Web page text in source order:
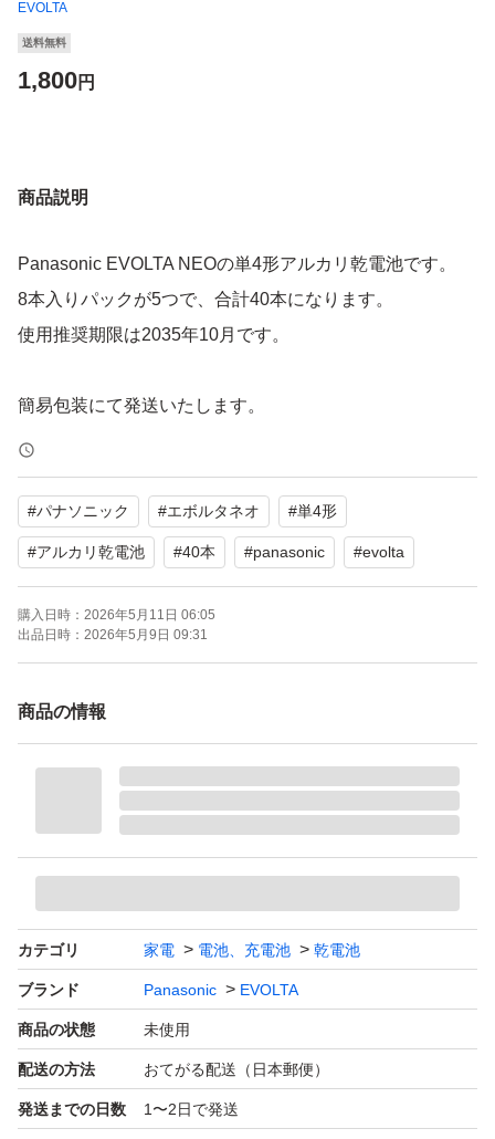
EVOLTA
送料無料
1,800円
商品説明
Panasonic EVOLTA NEOの単4形アルカリ乾電池です。
8本入りパックが5つで、合計40本になります。
使用推奨期限は2035年10月です。
簡易包装にて発送いたします。
#パナソニック #エボルタネオ #単4形
#アルカリ乾電池 #40本 #panasonic #evolta
購入日時： 2026年5月11日 06:05
出品日時： 2026年5月9日 09:31
商品の情報
カテゴリ 家電 電池、充電池 乾電池
ブランド Panasonic EVOLTA
商品の状態 未使用
配送の方法 おてがる配送（日本郵便）
発送までの日数 1〜2日で発送